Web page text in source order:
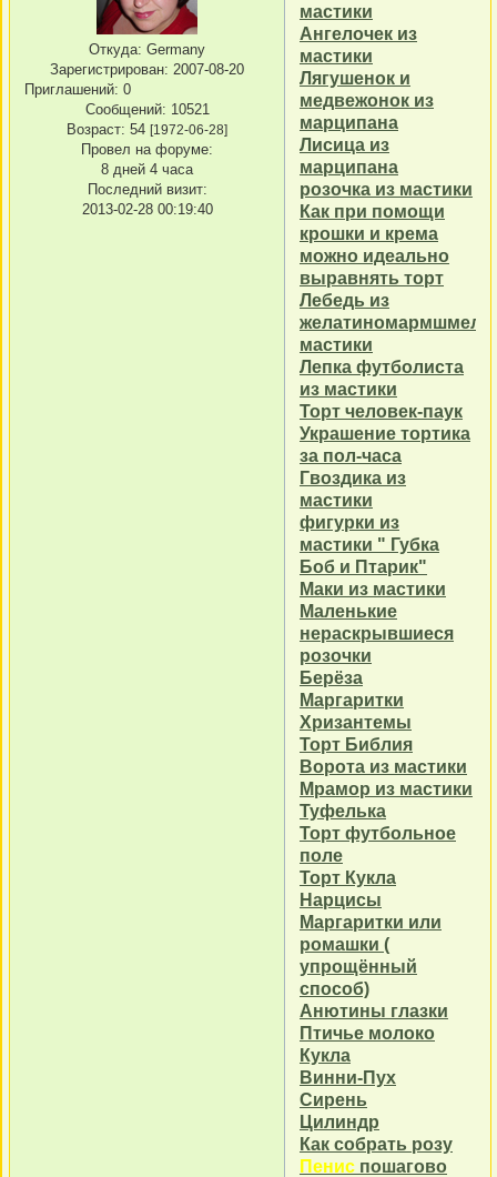
Откуда: Germany
Зарегистрирован: 2007-08-20
Приглашений: 0
Сообщений: 10521
Возраст: 54 [1972-06-28]
Провел на форуме:
8 дней 4 часа
Последний визит:
2013-02-28 00:19:40
мастики
Ангелочек из
мастики
Лягушенок и
медвежонок из
марципана
Лисица из
марципана
розочка из мастики
Как при помощи
крошки и крема
можно идеально
выравнять торт
Лебедь из
мастики
Лепка футболиста
из мастики
Торт человек-паук
Украшение тортика
за пол-часа
Гвоздика из
мастики
фигурки из
мастики " Губка
Боб и Птарик"
Маки из мастики
Маленькие
нераскрывшиеся
розочки
Берёза
Маргаритки
Хризантемы
Торт Библия
Ворота из мастики
Мрамор из мастики
Туфелька
Торт футбольное
поле
Торт Кукла
Нарцисы
Маргаритки или
ромашки (
упрощённый
способ)
Анютины глазки
Птичье молоко
Кукла
Винни-Пух
Сирень
Цилиндр
Как собрать розу
Пенис пошагово